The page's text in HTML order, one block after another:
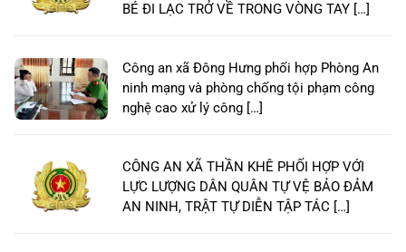
BÉ ĐI LẠC TRỞ VỀ TRONG VÒNG TAY […]
Công an xã Đông Hưng phối hợp Phòng An
ninh mạng và phòng chống tội phạm công
nghệ cao xử lý công […]
CÔNG AN XÃ THẦN KHÊ PHỐI HỢP VỚI
LỰC LƯỢNG DÂN QUÂN TỰ VỆ BẢO ĐẢM
AN NINH, TRẬT TỰ DIỄN TẬP TÁC […]